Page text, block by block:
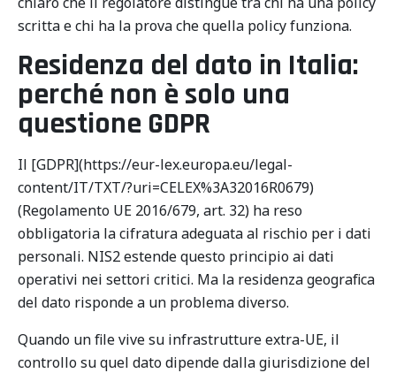
scritta e chi ha la prova che quella policy funziona.
Residenza del dato in Italia:
perché non è solo una
questione GDPR
Il [GDPR](https://eur-lex.europa.eu/legal-
content/IT/TXT/?uri=CELEX%3A32016R0679)
(Regolamento UE 2016/679, art. 32) ha reso
obbligatoria la cifratura adeguata al rischio per i dati
personali. NIS2 estende questo principio ai dati
operativi nei settori critici. Ma la residenza geografica
del dato risponde a un problema diverso.
Quando un file vive su infrastrutture extra-UE, il
controllo su quel dato dipende dalla giurisdizione del